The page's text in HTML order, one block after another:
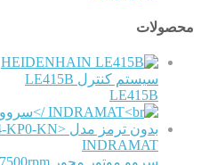
محصولات
HEIDENHAIN
سیستم کنترل LE415B
LE415B
INDRAMAT